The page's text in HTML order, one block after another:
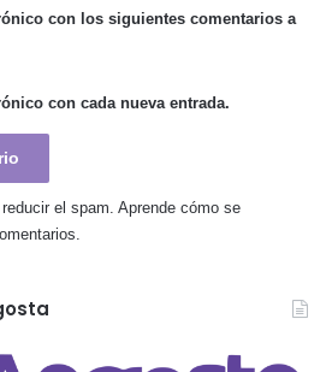
con los siguientes comentarios a
con cada nueva entrada.
el spam. Aprende cómo se